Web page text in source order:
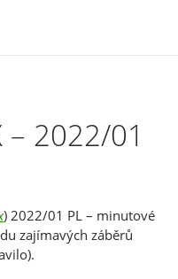
– 2022/01
) 2022/01 PL – minutové
zajímavých záběrů